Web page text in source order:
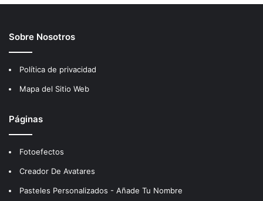
Sobre Nosotros
Política de privacidad
Mapa del Sitio Web
Páginas
Fotoefectos
Creador De Avatares
Pasteles Personalizados - Añade Tu Nombre